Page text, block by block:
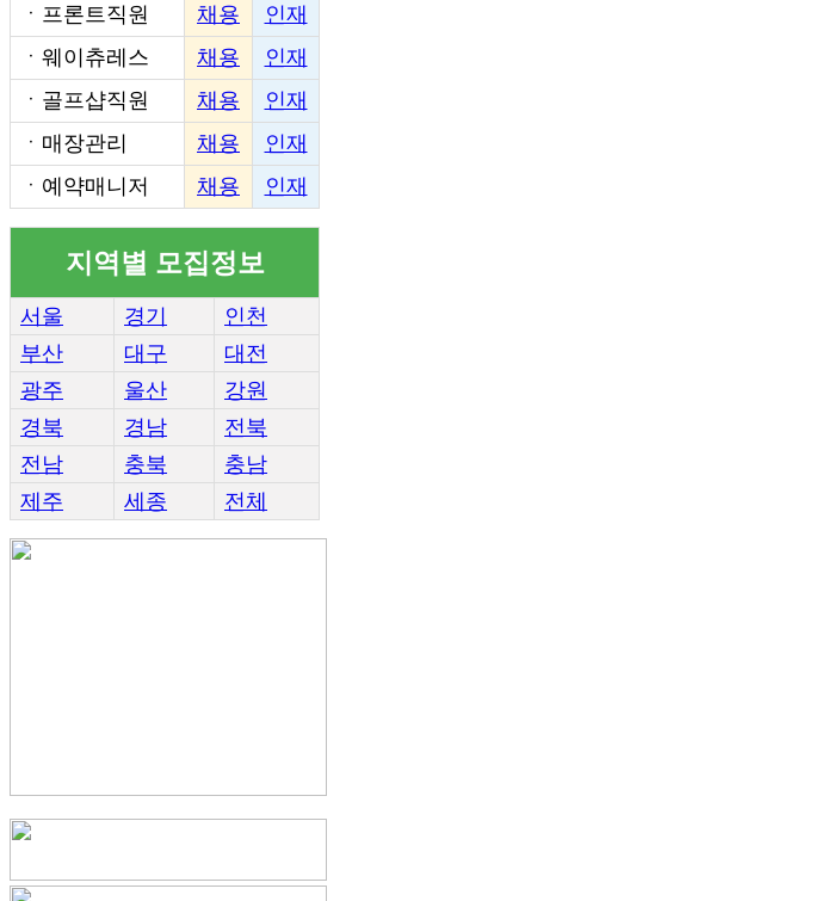
ㆍ 프론트직원 채용
인재
ㆍ 웨이츄레스 채용
인재
ㆍ 골프샵직원 채용
인재
ㆍ 매장관리 채용
인재
ㆍ 예약매니저 채용 인재
지역별 모집정보
서울 경기
인천
부산
대구
대전
광주
울산
강원
경북
경남
전북
전남
충북
충남
제주
세종 전체